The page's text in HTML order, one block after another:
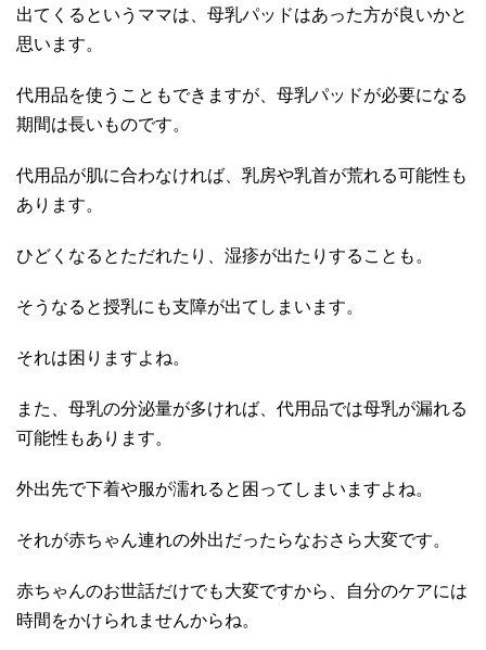
出てくるというママは、母乳パッドはあった方が良いかと
思います。
代用品を使うこともできますが、母乳パッドが必要になる
期間は長いものです。
代用品が肌に合わなければ、乳房や乳首が荒れる可能性も
あります。
ひどくなるとただれたり、湿疹が出たりすることも。
そうなると授乳にも支障が出てしまいます。
それは困りますよね。
また、母乳の分泌量が多ければ、代用品では母乳が漏れる
可能性もあります。
外出先で下着や服が濡れると困ってしまいますよね。
それが赤ちゃん連れの外出だったらなおさら大変です。
赤ちゃんのお世話だけでも大変ですから、自分のケアには
時間をかけられませんからね。